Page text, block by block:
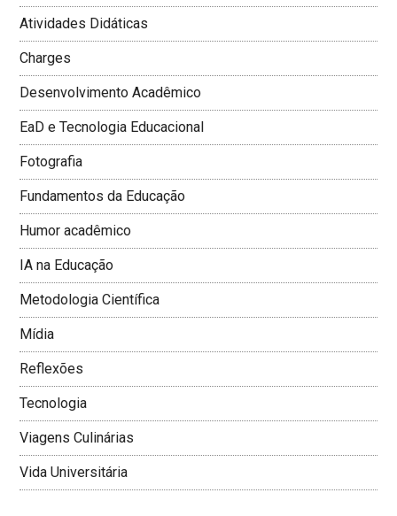
Atividades Didáticas
Charges
Desenvolvimento Acadêmico
EaD e Tecnologia Educacional
Fotografia
Fundamentos da Educação
Humor acadêmico
IA na Educação
Metodologia Cientí­fica
Mí­dia
Reflexões
Tecnologia
Viagens Culinárias
Vida Universitária